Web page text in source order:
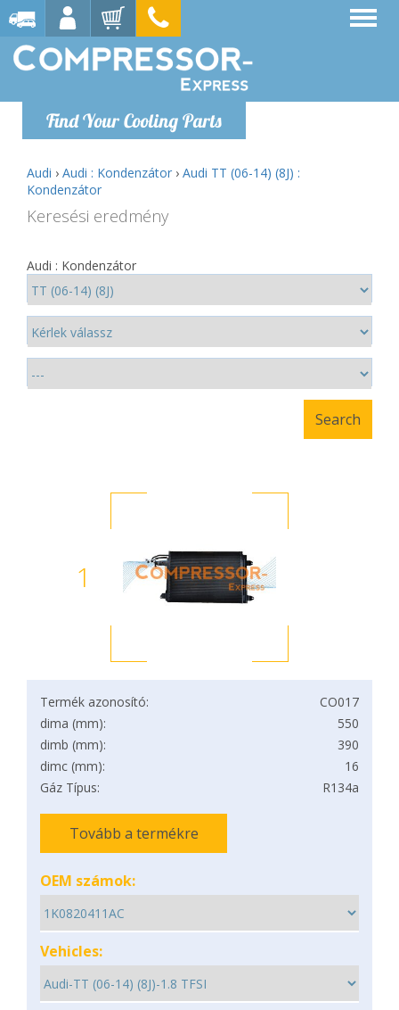
Find Your Cooling Parts
Audi › Audi : Kondenzátor › Audi TT (06-14) (8J) :
Kondenzátor
Keresési eredmény
Audi : Kondenzátor
1
Termék azonosító:
CO017
dima (mm):
550
dimb (mm):
390
dimc (mm):
16
Gáz Típus:
R134a
Tovább a termékre
OEM számok:
Vehicles: